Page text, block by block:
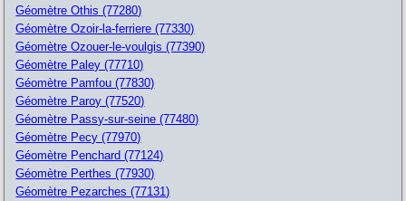
Géomètre Othis (77280)
Géomètre Ozoir-la-ferriere (77330)
Géomètre Ozouer-le-voulgis (77390)
Géomètre Paley (77710)
Géomètre Pamfou (77830)
Géomètre Paroy (77520)
Géomètre Passy-sur-seine (77480)
Géomètre Pecy (77970)
Géomètre Penchard (77124)
Géomètre Perthes (77930)
Géomètre Pezarches (77131)